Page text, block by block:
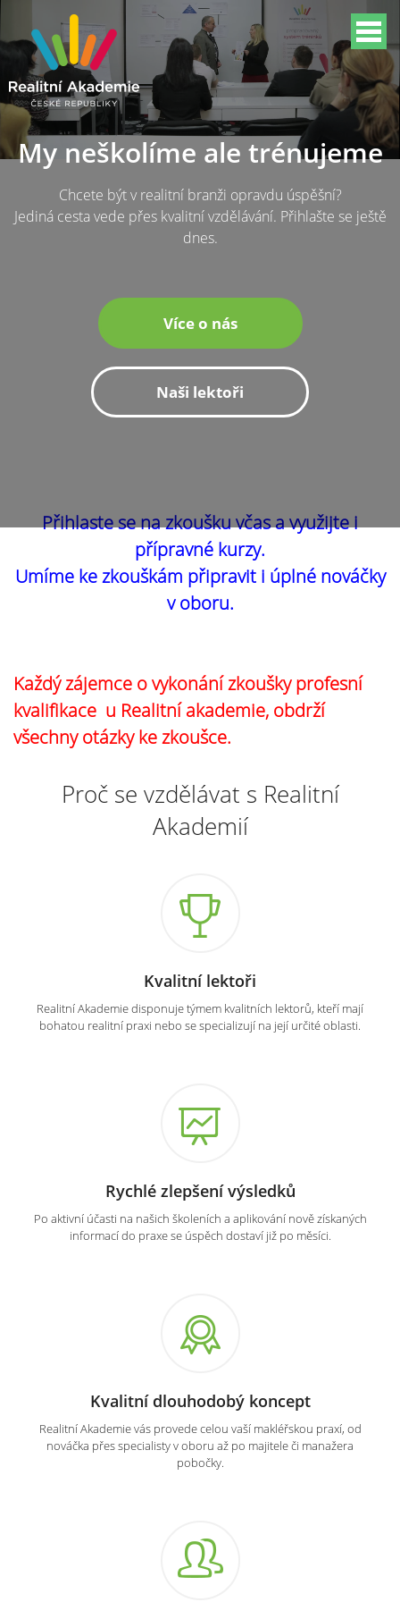
My neškolíme ale trénujeme
Chcete být v realitní branži opravdu úspěšní?
Jediná cesta vede přes kvalitní vzdělávání. Přihlašte se ještě
dnes.
Více o nás
Naši lektoři
Přihlaste se na zkoušku včas a využijte i
přípravné kurzy.
Umíme ke zkouškám připravit i úplné nováčky
v oboru.
Každý zájemce o vykonání zkoušky profesní
kvalifikace u Realitní akademie, obdrží
všechny otázky ke zkoušce.
Proč se vzdělávat s Realitní
Akademií
Kvalitní lektoři
Realitní Akademie disponuje týmem kvalitních lektorů, kteří mají
bohatou realitní praxi nebo se specializují na její určité oblasti.
Rychlé zlepšení výsledků
Po aktivní účasti na našich školeních a aplikování nově získaných
informací do praxe se úspěch dostaví již po měsíci.
Kvalitní dlouhodobý koncept
Realitní Akademie vás provede celou vaší makléřskou praxí, od
nováčka přes specialisty v oboru až po majitele či manažera
pobočky.